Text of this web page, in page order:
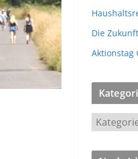
Die
Aktionstag
a
t